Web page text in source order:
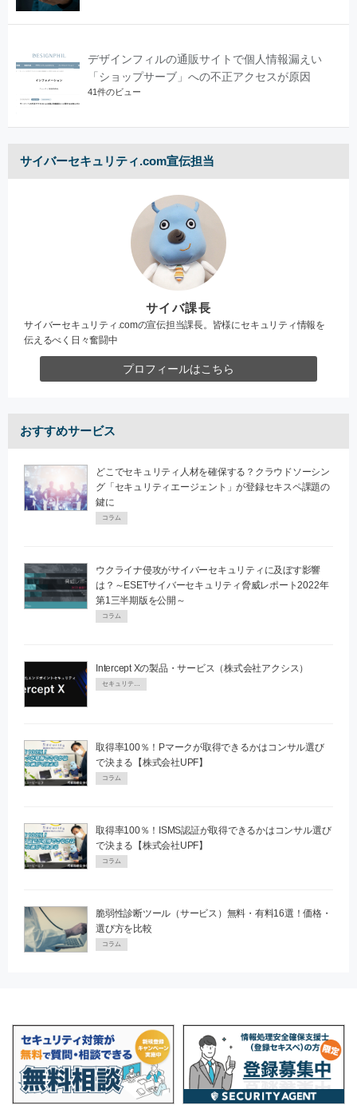
デザインフィルの通販サイトで個人情報漏えい
「ショップサーブ」への不正アクセスが原因
41件のビュー
サイバーセキュリティ.com宣伝担当
サイバ課長
サイバーセキュリティ.comの宣伝担当課長。皆様にセキュリティ情報を
伝えるべく日々奮闘中
プロフィールはこちら
おすすめサービス
どこでセキュリティ人材を確保する？クラウドソーシン
グ「セキュリティエージェント」が登録セキスペ課題の
鍵に
コラム
ウクライナ侵攻がサイバーセキュリティに及ぼす影響
は？～ESETサイバーセキュリティ脅威レポート2022年
第1三半期版を公開～
コラム
Intercept Xの製品・サービス（株式会社アクシス）
セキュリティPR
取得率100％！Pマークが取得できるかはコンサル選び
で決まる【株式会社UPF】
コラム
取得率100％！ISMS認証が取得できるかはコンサル選び
で決まる【株式会社UPF】
コラム
脆弱性診断ツール（サービス）無料・有料16選！価格・
選び方を比較
コラム